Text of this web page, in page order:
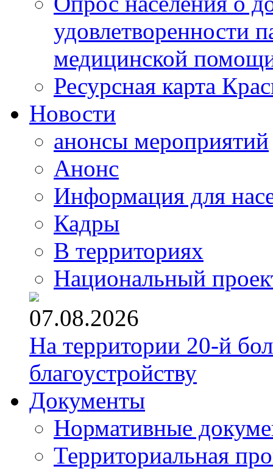
удовлетворенности
медицинской
Ресурсная карта
Новости
анонсы мероприятий
Анонс
Информация для
Кадры
В территориях
Национальный
07.08.2026
На территории 20-й
благоустройству
Документы
Нормативные
Территориальная